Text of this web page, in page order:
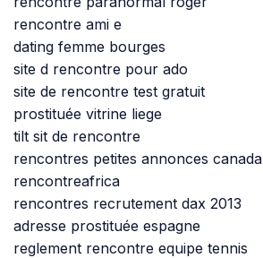
rencontre ami e
dating femme bourges
site d rencontre pour ado
site de rencontre test gratuit
prostituée vitrine liege
tilt sit de rencontre
rencontres petites annonces canada
rencontreafrica
rencontres recrutement dax 2013
adresse prostituée espagne
reglement rencontre equipe tennis